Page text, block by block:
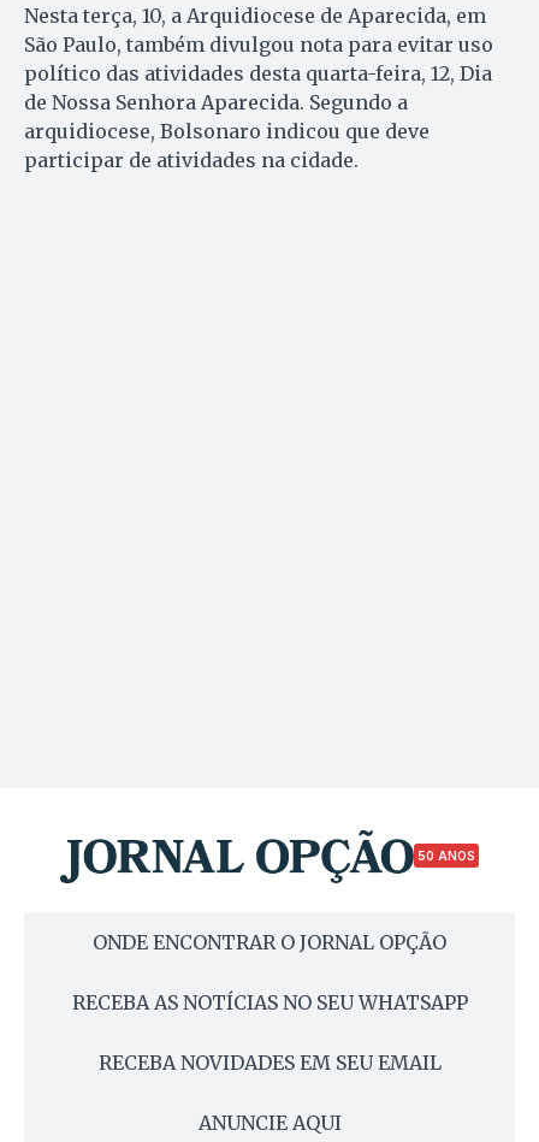
Nesta terça, 10, a Arquidiocese de Aparecida, em
São Paulo, também divulgou nota para evitar uso
político das atividades desta quarta-feira, 12, Dia
de Nossa Senhora Aparecida. Segundo a
arquidiocese, Bolsonaro indicou que deve
participar de atividades na cidade.
50 ANOS
ONDE ENCONTRAR O JORNAL OPÇÃO
RECEBA AS NOTÍCIAS NO SEU WHATSAPP
RECEBA NOVIDADES EM SEU EMAIL
ANUNCIE AQUI